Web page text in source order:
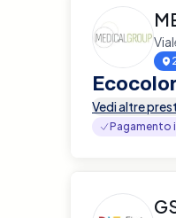
Vedi altre
Pagamento